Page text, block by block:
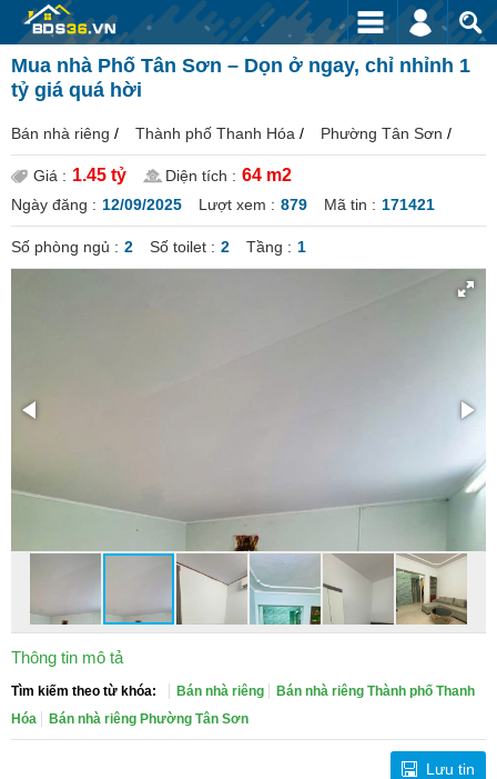
Mua nhà Phố Tân Sơn – Dọn ở ngay, chỉ nhỉnh 1
tỷ giá quá hời
Bán nhà riêng / Thành phố Thanh Hóa / Phường Tân Sơn /
Giá : 1.45 tỷ Diện tích : 64 m2
Ngày đăng : 12/09/2025 Lượt xem : 879 Mã tin : 171421
Số phòng ngủ : 2 Số toilet : 2 Tầng : 1
Thông tin mô tả
Tìm kiếm theo từ khóa: Bán nhà riêng
Bán nhà riêng Thành phố Thanh
Hóa
Bán nhà riêng Phường Tân Sơn
Lưu tin